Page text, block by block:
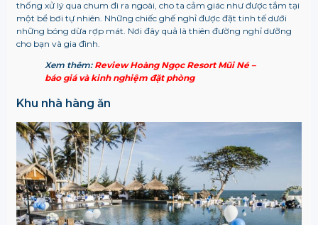
thống xử lý qua chum đi ra ngoài, cho ta cảm giác như được tắm tại
một bể bơi tự nhiên. Những chiếc ghế nghỉ được đặt tinh tế dưới
những bóng dừa rợp mát. Nơi đây quả là thiên đường nghỉ dưỡng
cho bạn và gia đình.
Xem thêm: Review Hoàng Ngọc Resort Mũi Né –
báo giá và kinh nghiệm đặt phòng
Khu nhà hàng ăn